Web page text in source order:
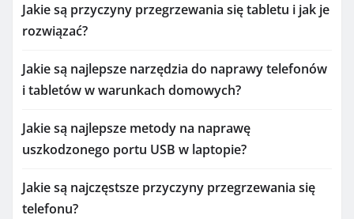
Jakie są przyczyny przegrzewania się tabletu i jak je
rozwiązać?
Jakie są najlepsze narzędzia do naprawy telefonów
i tabletów w warunkach domowych?
Jakie są najlepsze metody na naprawę
uszkodzonego portu USB w laptopie?
Jakie są najczęstsze przyczyny przegrzewania się
telefonu?